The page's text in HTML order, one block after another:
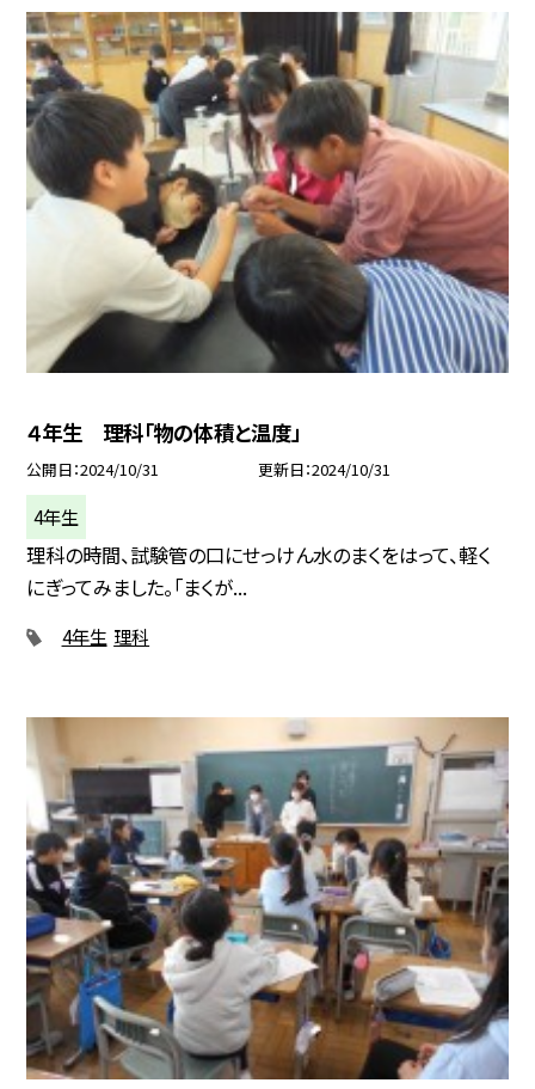
４年生 理科「物の体積と温度」
公開日 2024/10/31 更新日 2024/10/31
4年生
理科の時間、試験管の口にせっけん水のまくをはって、軽く
にぎってみました。「まくが...
4年生 理科